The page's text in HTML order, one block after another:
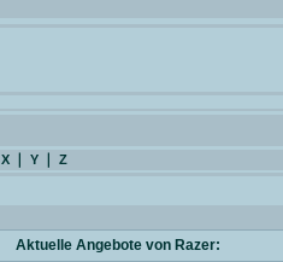
X Y Z
Aktuelle Angebote von Razer: